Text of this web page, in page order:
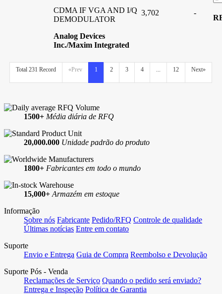
CDMA IF VGA AND I/Q
DEMODULATOR
Analog Devices
Inc./Maxim Integrated
3,702 -
Total 231 Record «Prev 1 2 3 4 ... 12 Next»
1500+ Média diária de RFQ
20,000.000 Unidade padrão do produto
1800+ Fabricantes em todo o mundo
15,000+ Armazém em estoque
Informação
Sobre nós Fabricante Pedido/RFQ Controle de qualidade
Últimas notícias Entre em contato
Suporte
Envio e Entrega Guia de Compra Reembolso e Devolução
Suporte Pós - Venda
Reclamações de Serviço Quando o pedido será enviado?
Entrega e Inspeção Política de Garantia